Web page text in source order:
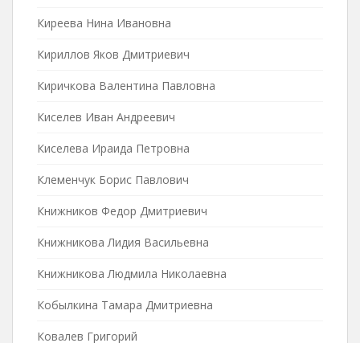
Киреева Нина Ивановна
Кириллов Яков Дмитриевич
Киричкова Валентина Павловна
Киселев Иван Андреевич
Киселева Ираида Петровна
Клеменчук Борис Павлович
Книжников Федор Дмитриевич
Книжникова Лидия Васильевна
Книжникова Людмила Николаевна
Кобылкина Тамара Дмитриевна
Ковалев Григорий